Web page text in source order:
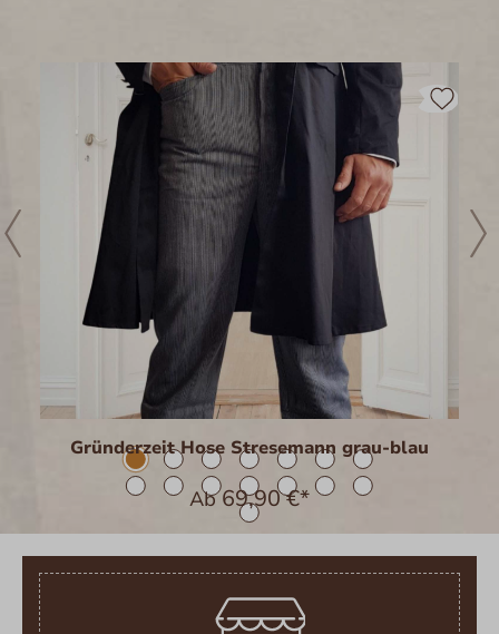
Gründerzeit Hose Stresemann grau-blau
Ab69,90 €*